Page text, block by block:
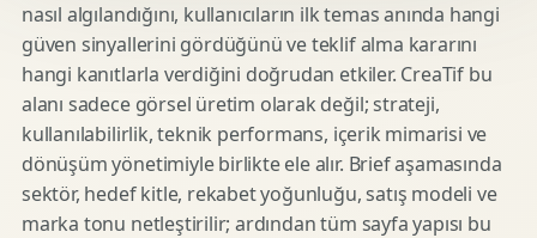
nasıl algılandığını, kullanıcıların ilk temas anında hangi
güven sinyallerini gördüğünü ve teklif alma kararını
hangi kanıtlarla verdiğini doğrudan etkiler. CreaTif bu
alanı sadece görsel üretim olarak değil; strateji,
kullanılabilirlik, teknik performans, içerik mimarisi ve
dönüşüm yönetimiyle birlikte ele alır. Brief aşamasında
sektör, hedef kitle, rekabet yoğunluğu, satış modeli ve
marka tonu netleştirilir; ardından tüm sayfa yapısı bu